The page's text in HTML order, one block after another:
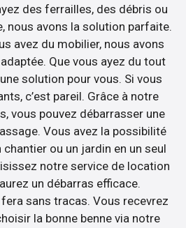
des ferrailles, des débris ou
nous avons la solution parfaite.
avez du mobilier, nous avons
Que vous ayez du tout
solution pour vous. Si vous
c’est pareil. Grâce à notre
vous pouvez débarrasser une
Vous avez la possibilité
ou un jardin en un seul
notre service de location
un débarras efficace.
sans tracas. Vous recevrez
la bonne benne via notre